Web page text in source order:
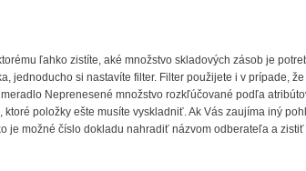
ľahko zistíte, aké množstvo skladových zásob je
jednoducho si nastavíte filter. Filter použijete i v prípade,
Neprenesené množstvo rozkľúčované podľa
položky ešte musíte vyskladniť. Ak Vás zaujíma iný
je možné číslo dokladu nahradiť názvom odberateľa a zistiť